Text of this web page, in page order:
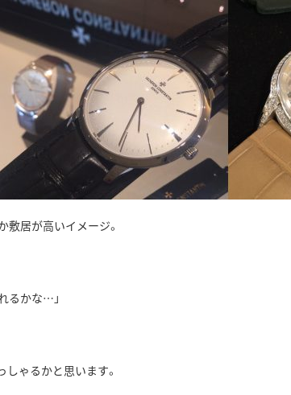
敷居が高いイメージ。
るかな…」
ゃるかと思います。